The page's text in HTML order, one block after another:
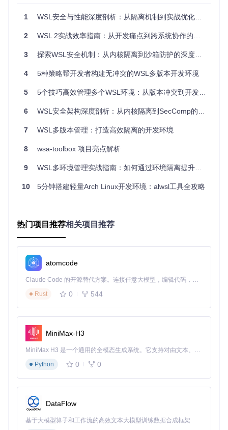
应用。
相比之下，WSL 2则在Hyper-V虚拟机中运行完整的Linux内
器技术可以原生运行，同时支持Kubernetes等复杂系统。不
了额外开销，导致文件操作性能有所下降。
选择WSL版本时，需要根据具体工作负载特性进行权衡。开发
是多环境管理的核心价值所在。
实战配置：多版本WSL环境搭建指南
环境准备与发行版安装
首先确保系统满足WSL的基本要求，然后通过以下命令安装多
"正在启用WSL功能..."
  wsl --install
# 安装完成后需要重启系统
echo "WSL组件已安装，请重启计算机后继续"
exit
fi
# 安装Ubuntu 20.04 LTS
wsl --install -d Ubuntu-20.04 || {
# 安装Kali Linux
"Kali Linux安装失败"
# 安装openSUSE
wsl --install -d openSUSE-Leap-15.6 || { echo "openSUSE安
安装完成后，使用以下命令验证安装结果：
1 WSL安全与性能深度剖析：从隔离机制到实战优化的全方位指南
2 WSL 2实战效率指南：从开发痛点到跨系统协作的完整解决方案
3 探索WSL安全机制：从内核隔离到沙箱防护的深度解析
4 5种策略帮开发者构建无冲突的WSL多版本开发环境
5 5个技巧高效管理多个WSL环境：从版本冲突到开发利器
6 WSL安全架构深度剖析：从内核隔离到SecComp的防护体系构建
7 WSL多版本管理：打造高效隔离的开发环境
8 wsa-toolbox 项目亮点解析
9 WSL多环境管理实战指南：如何通过环境隔离提升开发效率
10 5分钟搭建轻量Arch Linux开发环境：alwsl工具全攻略
热门项目推荐相关项目推荐
atomcode
Claude Code 的开源替代方案。连接任意大模型，编辑代码，运行命令，自动验证 — 全自动执行。用 Rust 构建，极致性能。 ｜ An open-source alternative to Claude Code. Connect any LLM, edit code, run commands, and verify changes — autonomously. Built in Rust for speed. Get Started
Rust
0 544
MiniMax-H3
MiniMax H3 是一个通用的全模态生成系统。它支持对由文本、图像、视频和音频组成的多模态上下文进行统一理解，并能生成分辨率高达 2K、时长可达 15 秒的带原生立体声音频的视频。得益于面向任务泛化的系统设计，H3 在预训练阶段就已具备广泛的多模态上下文理解与生成能力，能够出色地执行复杂的多模态指令。
Python
0 0
DataFlow
基于大模型算子和工作流的高效文本大模型训练数据合成框架